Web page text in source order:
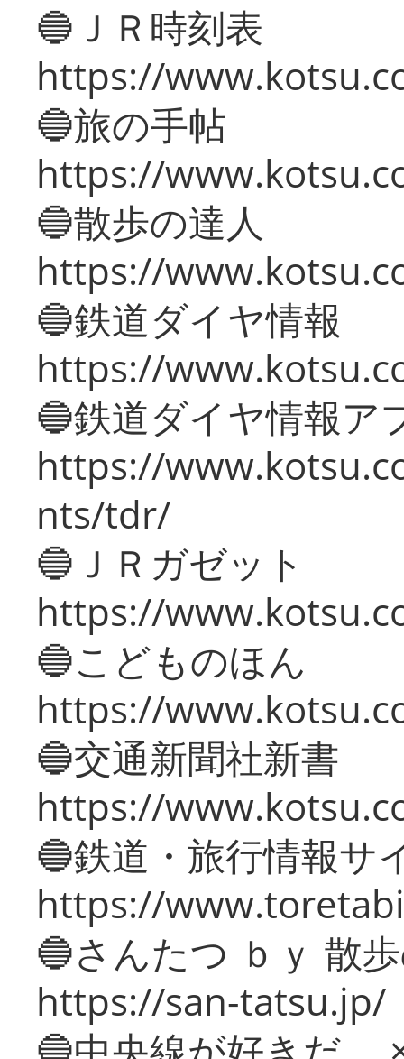
🔵ＪＲ時刻表
https://
🔵旅の手帖
https://
🔵散歩の達人
https://
🔵鉄道ダイヤ情報
https://
🔵鉄道ダイヤ情報ア
https://
nts/tdr/
🔵ＪＲガゼット
https://
🔵こどものほん
https://
🔵交通新聞社新書
https://
🔵鉄道・旅行情報サ
https://
🔵さんたつ ｂｙ 散
https://san-tatsu.jp/